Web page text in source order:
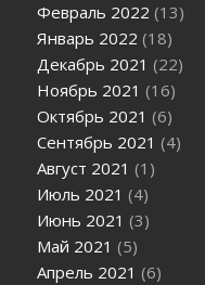
Февраль 2022 (13)
Январь 2022 (18)
Декабрь 2021 (22)
Ноябрь 2021 (16)
Октябрь 2021 (6)
Сентябрь 2021 (4)
Август 2021 (1)
Июль 2021 (4)
Июнь 2021 (3)
Май 2021 (5)
Апрель 2021 (6)